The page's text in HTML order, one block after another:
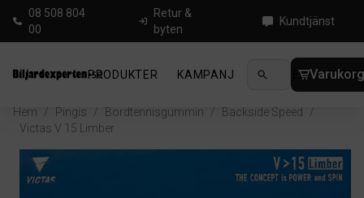
08 508 804
00
Retur &
byten
Kundtjänst
PRODUKTER KAMPANJ NYHETER
Hem / Pingis / Bordtennisgummin / Backside Speed
/
Victas V 15 Limber